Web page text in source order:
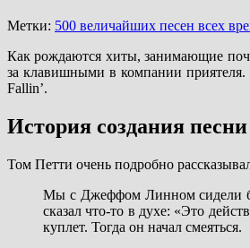
Метки: 500 величайших песен всех
Как рождаются хиты, занимающие
за клавишными в компании приятеля.
Fallin’.
История создания
Том Петти очень подробно
Мы с Джеффом Линном сидели
сказал что-то в духе: «Это
куплет. Тогда он начал смеяться.